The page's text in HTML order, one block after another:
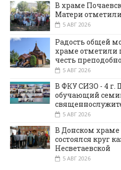
В храме
Матери
5 АВГ 2026
Радость общей
храме отметили
честь
5 АВГ 2026
В ФКУ СИЗО - 4
обучающий
5 АВГ 2026
В Донском
состоялся круг
Несветаевской
5 АВГ 2026